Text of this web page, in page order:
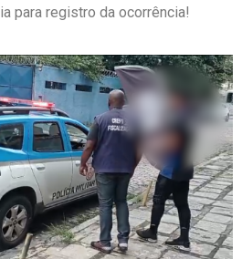
para registro da ocorrência!